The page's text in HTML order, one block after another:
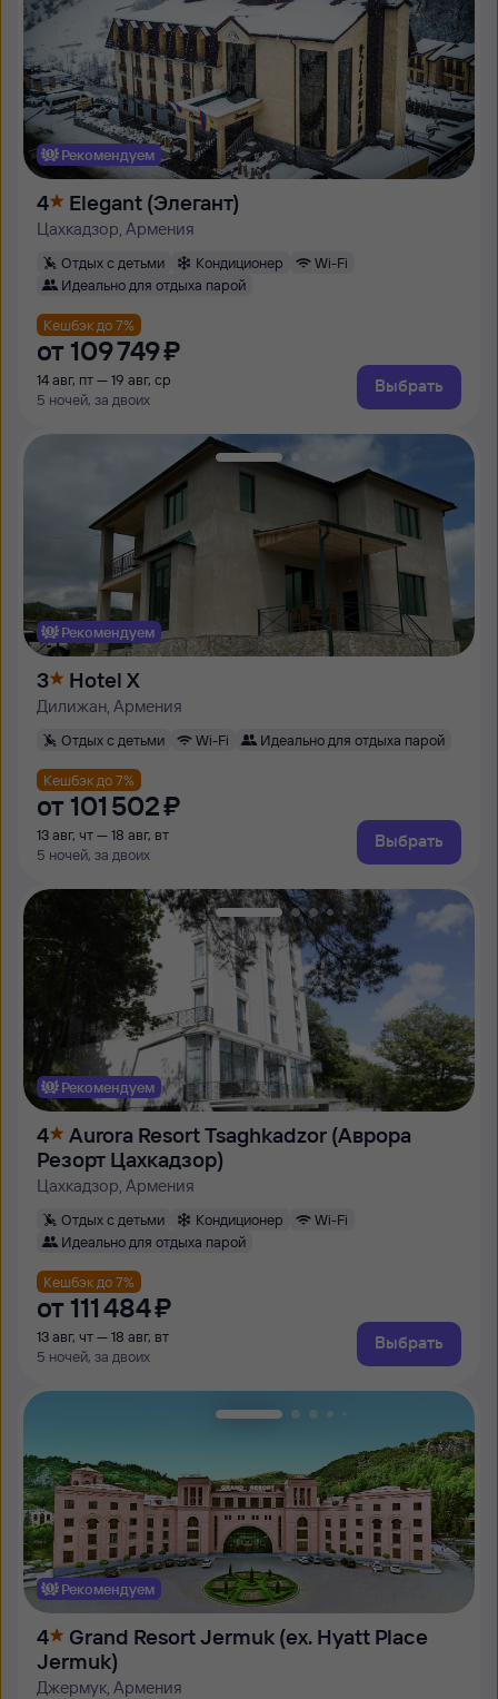
Рекомендуем
4 Elegant (Элегант)
Цахкадзор, Армения
Отдых с детьми Кондиционер
Wi-Fi
Идеально для отдыха парой
Кешбэк до 7%
от 109 ⁠749 ⁠₽
14 авг, пт — 19 авг, ср
5 ночей, за двоих
Выбрать
Рекомендуем
3 Hotel X
Дилижан, Армения
Отдых с детьми Wi-Fi Идеально для отдыха парой
Кешбэк до 7%
от 101 ⁠502 ⁠₽
13 авг, чт — 18 авг, вт
5 ночей, за двоих
Выбрать
Рекомендуем
4
Aurora Resort Tsaghkadzor (Аврора
Резорт Цахкадзор)
Цахкадзор, Армения
Отдых с детьми Кондиционер
Wi-Fi
Идеально для отдыха парой
Кешбэк до 7%
от 111 ⁠484 ⁠₽
13 авг, чт — 18 авг, вт
5 ночей, за двоих
Выбрать
Рекомендуем
4
Grand Resort Jermuk (ex. Hyatt Place
Jermuk)
Джермук, Армения